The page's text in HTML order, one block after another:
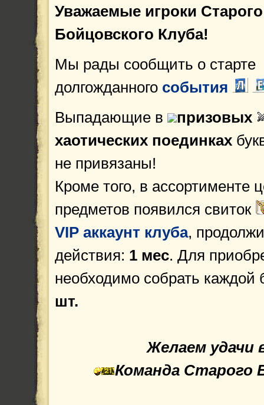
Уважаемые игроки Старого
Бойцовского Клуба!
Мы рады сообщить о старте
долгожданного события
Выпадающие в
призовых
хаотических поединках
не привязаны!
Кроме того, в ассортименте
предметов появился свиток
VIP аккаунт клуба,
действия: 1 мес. Для
необходимо собрать каждой
шт.
Желаем удачи
Команда Старого